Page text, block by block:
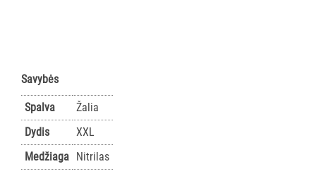
POPIERIUS
JO
GAMINIAI
Savybės
Spalva
Žalia
Dydis
XXL
Medžiaga Nitrilas